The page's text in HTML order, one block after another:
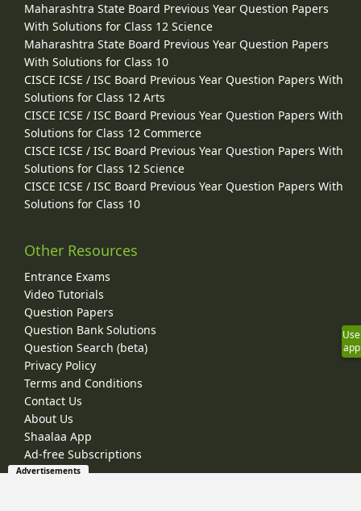
Maharashtra State Board Previous Year Question Papers
With Solutions for Class 12 Science
Maharashtra State Board Previous Year Question Papers
With Solutions for Class 10
CISCE ICSE / ISC Board Previous Year Question Papers With
Solutions for Class 12 Arts
CISCE ICSE / ISC Board Previous Year Question Papers With
Solutions for Class 12 Commerce
CISCE ICSE / ISC Board Previous Year Question Papers With
Solutions for Class 12 Science
CISCE ICSE / ISC Board Previous Year Question Papers With
Solutions for Class 10
Other Resources
Entrance Exams
Video Tutorials
Question Papers
Question Bank Solutions
Question Search (beta)
Privacy Policy
Terms and Conditions
Contact Us
About Us
Shaalaa App
Ad-free Subscriptions
Use
app
Advertisements